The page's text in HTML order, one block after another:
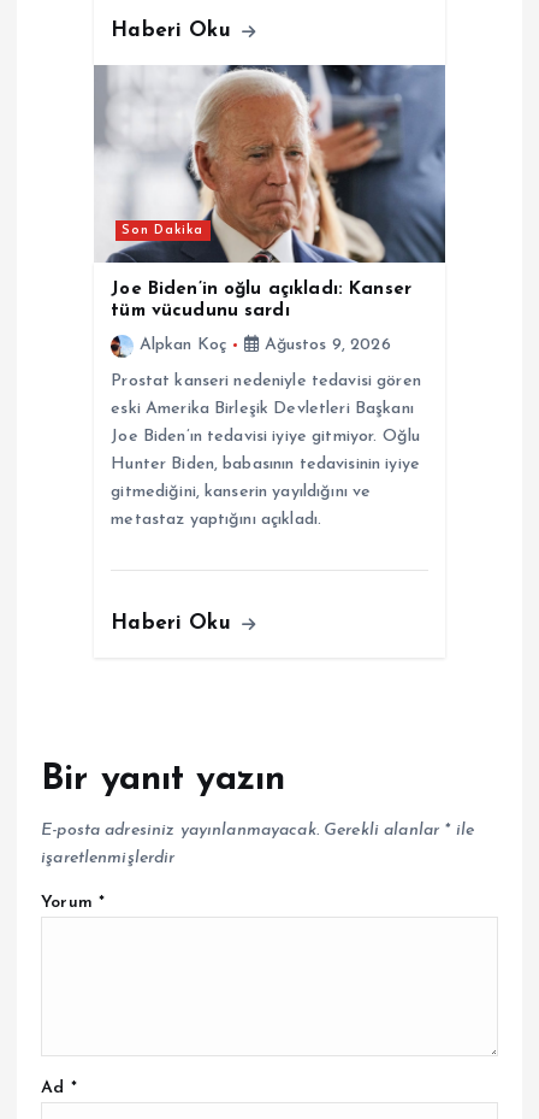
Haberi Oku
Son Dakika
Joe Biden’in oğlu açıkladı: Kanser
tüm vücudunu sardı
Alpkan Koç
Ağustos 9, 2026
Prostat kanseri nedeniyle tedavisi gören
eski Amerika Birleşik Devletleri Başkanı
Joe Biden’ın tedavisi iyiye gitmiyor. Oğlu
Hunter Biden, babasının tedavisinin iyiye
gitmediğini, kanserin yayıldığını ve
metastaz yaptığını açıkladı.
Haberi Oku
Bir yanıt yazın
E-posta adresiniz yayınlanmayacak. Gerekli alanlar *ile
işaretlenmişlerdir
Yorum *
Ad *